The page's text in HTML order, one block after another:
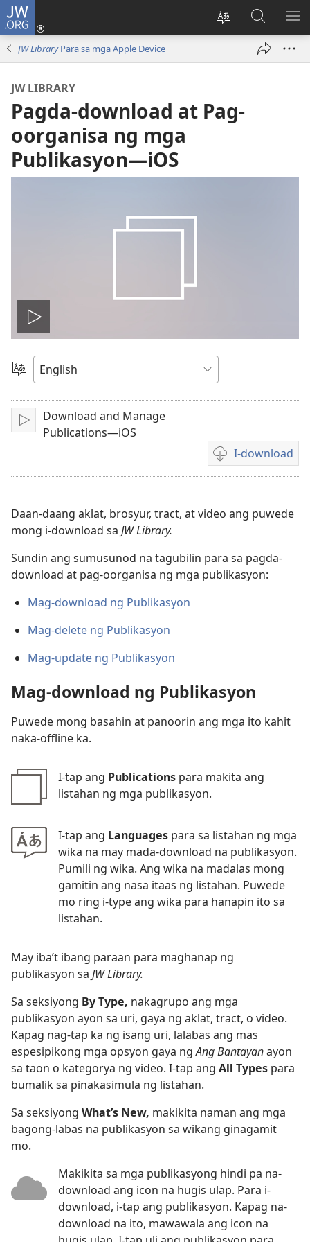
JW.ORG
Baguhin
Mag-
log
bagong
window)
sa
JW.ORG
JW LibraryPara sa mga Apple Device
JW LIBRARY
Pagda-download at Pag-
oorganisa ng mga
Publikasyon​—iOS
I-
play
ang
video
Pumili
Wika
I-
Download and Manage
Publications—iOS
I-download
Mga
opsiyon
pagda-
video
Daan-daang aklat, brosyur, tract, at video ang puwede
mong i-download sa JW Library.
Sundin ang sumusunod na tagubilin para sa pagda-
download at pag-oorganisa ng mga publikasyon:
Mag-download ng Publikasyon
Mag-delete ng Publikasyon
Mag-update ng Publikasyon
Mag-download ng Publikasyon
Puwede mong basahin at panoorin ang mga ito kahit
naka-offline ka.
I-tap ang Publications para makita ang
listahan ng mga publikasyon.
I-tap ang Languages para sa listahan ng mga
wika na may mada-download na publikasyon.
Pumili ng wika. Ang wika na madalas mong
gamitin ang nasa itaas ng listahan. Puwede
mo ring i-type ang wika para hanapin ito sa
listahan.
May iba’t ibang paraan para maghanap ng
publikasyon sa JW Library.
Sa seksiyong By Type, nakagrupo ang mga
publikasyon ayon sa uri, gaya ng aklat, tract, o video.
Kapag nag-tap ka ng isang uri, lalabas ang mas
espesipikong mga opsyon gaya ngAng Bantayanayon
sa taon o kategorya ng video. I-tap ang All Types para
bumalik sa pinakasimula ng listahan.
Sa seksiyong What’s New, makikita naman ang mga
bagong-labas na publikasyon sa wikang ginagamit
mo.
Makikita sa mga publikasyong hindi pa na-
download ang icon na hugis ulap. Para i-
download, i-tap ang publikasyon. Kapag na-
download na ito, mawawala ang icon na